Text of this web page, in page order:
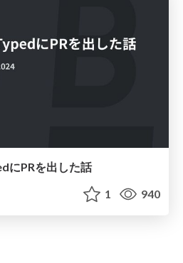
にPRを出した話
1 940